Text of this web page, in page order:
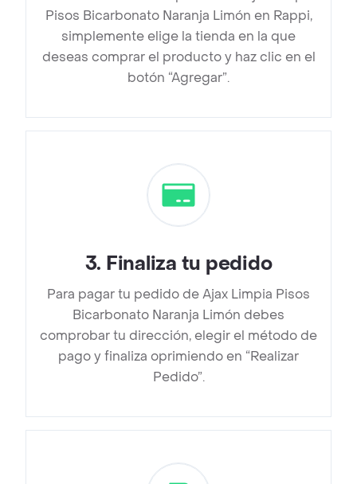
Pisos Bicarbonato Naranja Limón en Rappi,
simplemente elige la tienda en la que
deseas comprar el producto y haz clic en el
botón “Agregar”.
3. Finaliza tu pedido
Para pagar tu pedido de Ajax Limpia Pisos
Bicarbonato Naranja Limón debes
comprobar tu dirección, elegir el método de
pago y finaliza oprimiendo en “Realizar
Pedido”.